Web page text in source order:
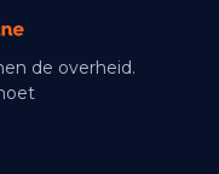
de overheid.